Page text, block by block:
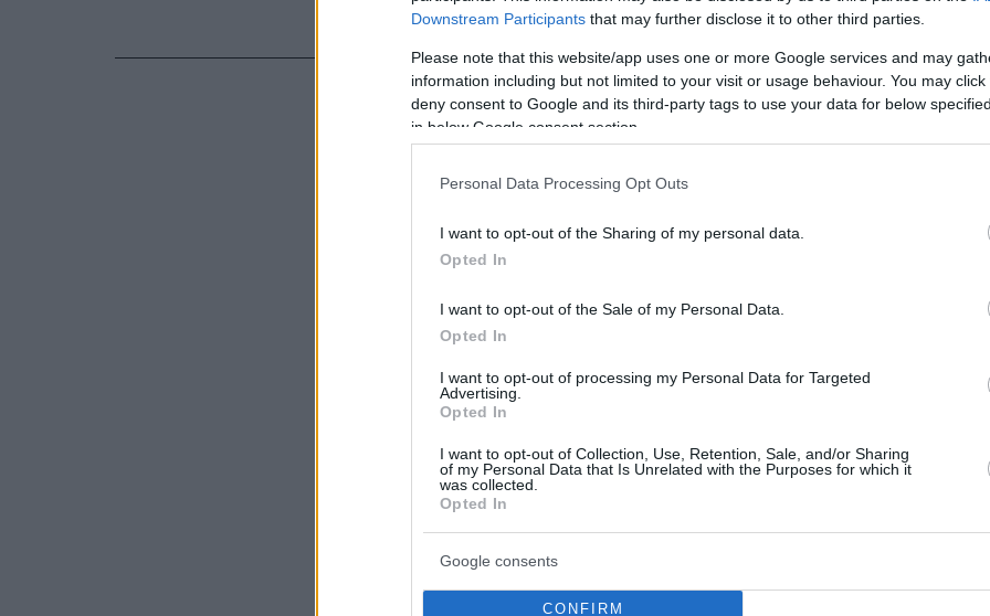
Downstream Participants that may further disclose it to other third parties.
Please note that this website/app uses one or more Google services and may
information including but not limited to your visit or usage behaviour. You may
deny consent to Google and its third-party tags to use your data for below
in below Google consent section.
Personal Data Processing Opt Outs
I want to opt-out of the Sharing of my personal data.
Opted In
I want to opt-out of the Sale of my Personal Data.
Opted In
I want to opt-out of processing my Personal Data for Targeted
Advertising.
Opted In
I want to opt-out of Collection, Use, Retention, Sale, and/or Sharing
of my Personal Data that Is Unrelated with the Purposes for which it
was collected.
Opted In
Google consents
CONFIRM
χρόνια περνούν και τι να κάνετε για να τις αντιμετωπίσετε